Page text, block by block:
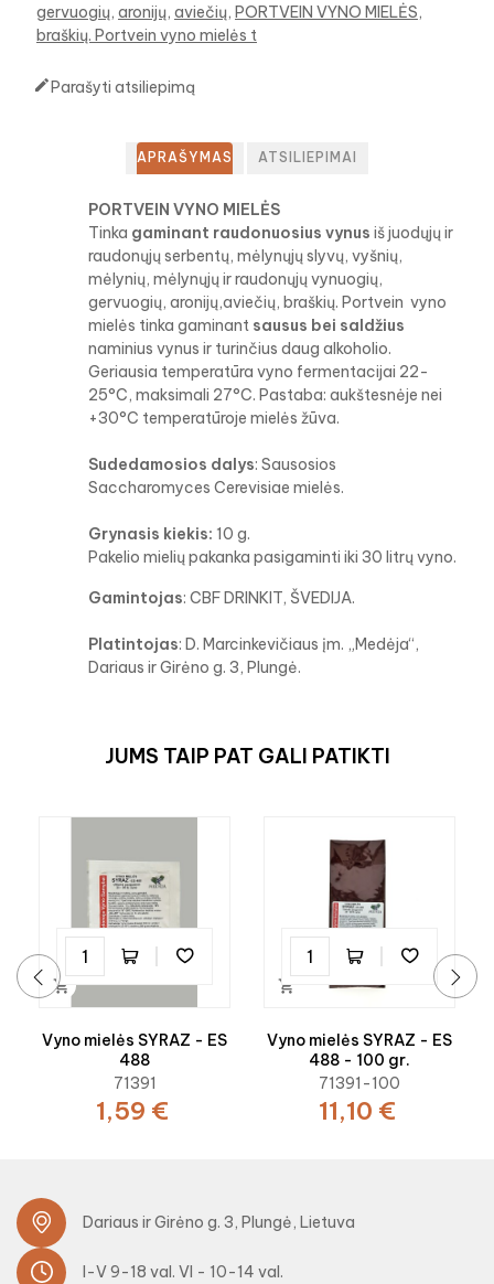
gervuogių aronijų aviečių PORTVEIN VYNO MIELĖS
braškių. Portvein vyno mielės t
Parašyti atsiliepimą
APRAŠYMAS ATSILIEPIMAI
PORTVEIN VYNO MIELĖS
Tinka gaminant raudonuosius vynus iš juodųjų ir
raudonųjų serbentų, mėlynųjų slyvų, vyšnių,
mėlynių, mėlynųjų ir raudonųjų vynuogių,
gervuogių, aronijų,aviečių, braškių. Portvein vyno
mielės tinka gaminant sausus bei saldžius
naminius vynus ir turinčius daug alkoholio.
Geriausia temperatūra vyno fermentacijai 22-
25°C, maksimali 27°C. Pastaba: aukštesnėje nei
+30°C temperatūroje mielės žūva.
Sudedamosios dalys: Sausosios
Saccharomyces Cerevisiae mielės.
Grynasis kiekis: 10 g.
Pakelio mielių pakanka pasigaminti iki 30 litrų vyno.
Gamintojas: CBF DRINKIT, ŠVEDIJA.
Platintojas: D. Marcinkevičiaus įm. „Medėja“,
Dariaus ir Girėno g. 3, Plungė.
JUMS TAIP PAT GALI PATIKTI

Vyno mielės SYRAZ - ES
488
71391
1,59 €

Vyno mielės SYRAZ - ES
488 - 100 gr.
71391-100
11,10 €
Dariaus ir Girėno g. 3, Plungė, Lietuva
I-V 9-18 val. VI - 10-14 val.